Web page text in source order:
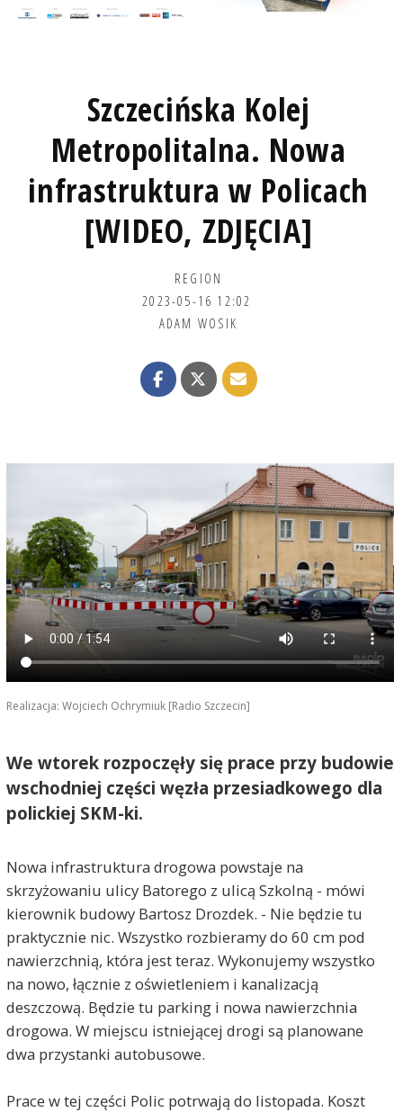
Szczecińska Kolej
Metropolitalna. Nowa
infrastruktura w Policach
[WIDEO, ZDJĘCIA]
REGION
2023-05-16 12:02
ADAM WOSIK
Realizacja: Wojciech Ochrymiuk [Radio Szczecin]
We wtorek rozpoczęły się prace przy budowie
wschodniej części węzła przesiadkowego dla
polickiej SKM-ki.
Nowa infrastruktura drogowa powstaje na
skrzyżowaniu ulicy Batorego z ulicą Szkolną - mówi
kierownik budowy Bartosz Drozdek. - Nie będzie tu
praktycznie nic. Wszystko rozbieramy do 60 cm pod
nawierzchnią, która jest teraz. Wykonujemy wszystko
na nowo, łącznie z oświetleniem i kanalizacją
deszczową. Będzie tu parking i nowa nawierzchnia
drogowa. W miejscu istniejącej drogi są planowane
dwa przystanki autobusowe.
Prace w tej części Polic potrwają do listopada. Koszt